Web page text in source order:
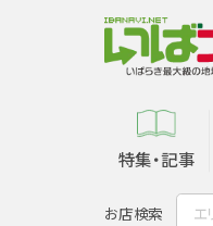
特集・記事
お店検索 エ